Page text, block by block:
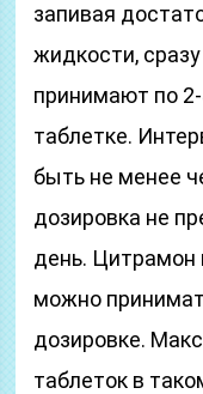
запивая
жидкости,
принимают по 2-
таблетке.
быть не менее
дозировка не
день. Цитрамон
можно
дозировке.
таблеток в